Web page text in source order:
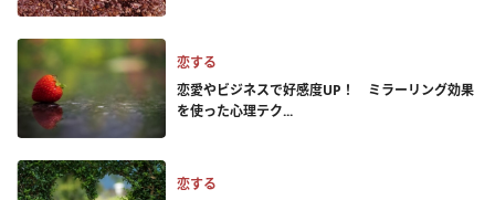
恋する
恋愛やビジネスで好感度UP！ ミラーリング効果
を使った心理テク...
恋する